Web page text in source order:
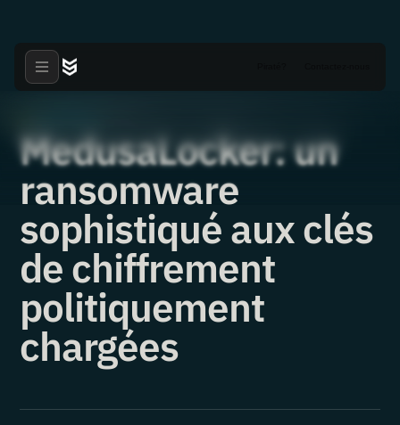
MedusaLocker: un
ransomware
sophistiqué aux clés
de chiffrement
politiquement
chargées